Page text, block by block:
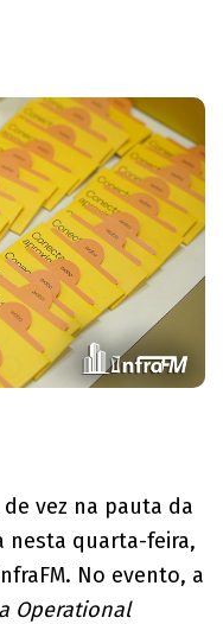
vez na pauta da
nesta quarta-feira,
No evento, a
Operational